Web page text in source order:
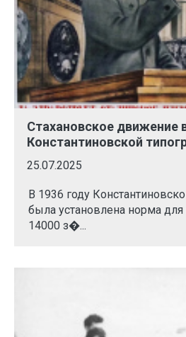
Стахановское движение
Константиновской
25.07.2025
В 1936 году
была установлена норма для
14000 з�...